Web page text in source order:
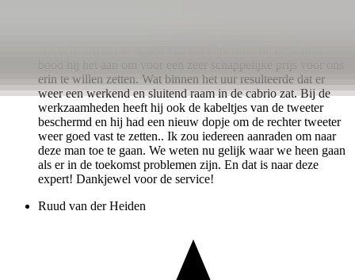
erin te willen zetten. Wat binnen het uur resulteerde dat er
weer een werkend en sluitend raam in de cabrio zat. Bij de
werkzaamheden heeft hij ook de kabeltjes van de tweeter
beschermd en hij had een nieuw dopje om de rechter tweeter
weer goed vast te zetten.. Ik zou iedereen aanraden om naar
deze man toe te gaan. We weten nu gelijk waar we heen gaan
als er in de toekomst problemen zijn. En dat is naar deze
expert! Dankjewel voor de service!
Ruud van der Heiden